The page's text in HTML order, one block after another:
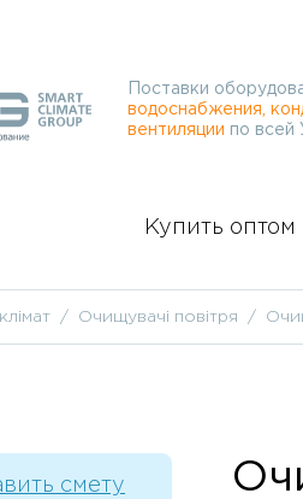
Поставки
водоснабжения,
вентиляции по всей
Купить оптом
Очищувачі повітря
смету